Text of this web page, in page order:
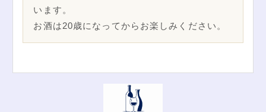
います。
お酒は20歳になってからお楽しみください。